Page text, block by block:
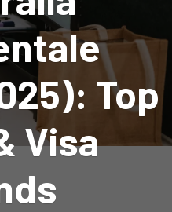
Top
Visa